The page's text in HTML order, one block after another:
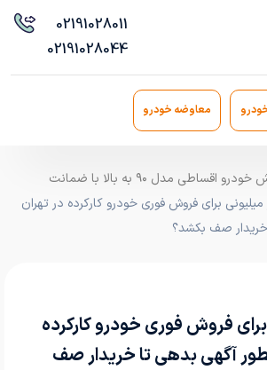
02191028011
02191028044
معاوضه خودرو
خودرو شاپ، خرید و فروش خودرو اقساطی مدل ۹۰ به بالا با ضمانت
راز میلیونی برای فروش فوری خودرو کارکرده در تهران
صف بکشد؟
برای فروش فوری خودرو کارکرده
آگهی بدهی تا خریدار صف